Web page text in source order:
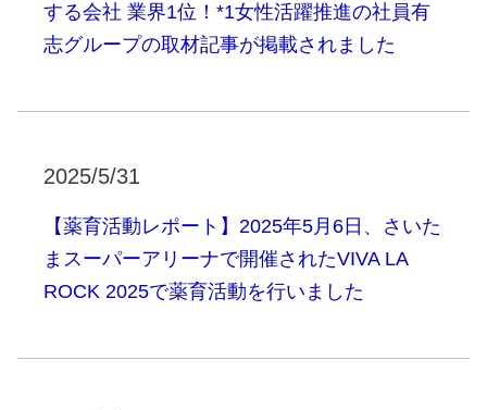
する会社 業界1位！*1女性活躍推進の社員有
志グループの取材記事が掲載されました
2025/5/31
【薬育活動レポート】2025年5月6日、さいた
まスーパーアリーナで開催されたVIVA LA
ROCK 2025で薬育活動を行いました